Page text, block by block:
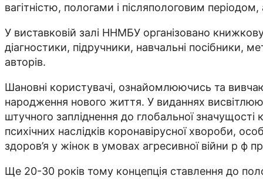
вагітністю, пологами і післяпологовим
У виставковій залі ННМБУ організовано
діагностики, підручники, навчальні посібники,
авторів.
Шановні користувачі, ознайомлюючись та
народження нового життя. У виданнях
штучного запліднення до глобальної значущості
психічних наслідків коронавірусної хвороби,
здоров’я у жінок в умовах агресивної війни р ф
Ще 20-30 років тому концепція ставлення до